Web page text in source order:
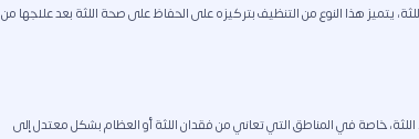
يتميز هذا النوع من التنظيف بتركيزه على الحفاظ على صحة اللثة بعد علاجها من
اللثة، خاصة في المناطق التي تعاني من فقدان اللثة أو العظام بشكل معتدل إلى